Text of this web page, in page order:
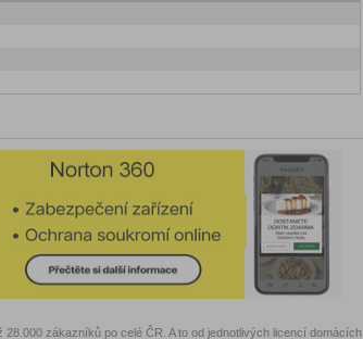
zákazníků po celé ČR. A to od jednotlivých licencí domácích